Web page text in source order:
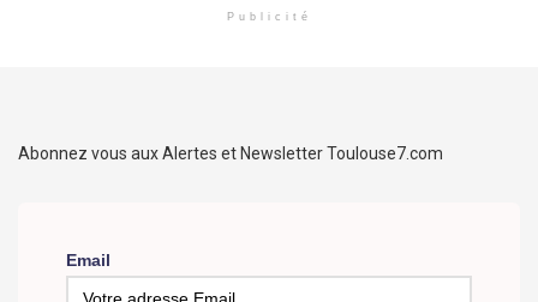
Publicité
Abonnez vous aux Alertes et Newsletter Toulouse7.com
Email